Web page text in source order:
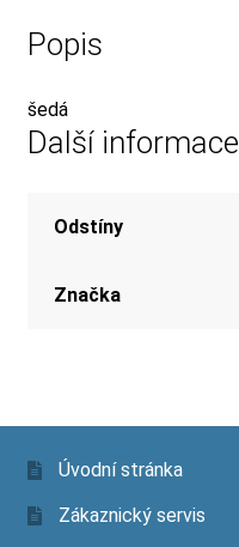
Popis
šedá
Další informace
Odstíny
Značka
Úvodní stránka
Zákaznický servis